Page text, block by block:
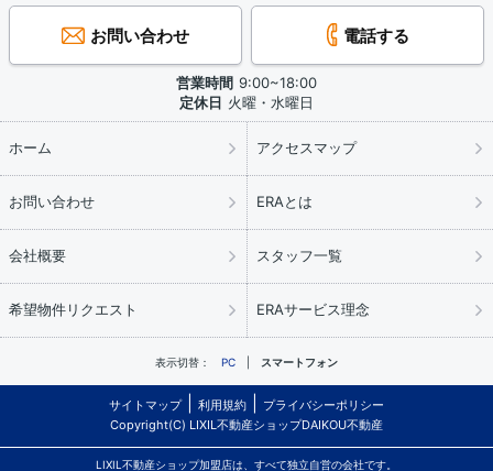
お問い合わせ 電話する
営業時間 9:00~18:00
定休日 火曜・水曜日
ホーム アクセスマップ
お問い合わせ ERAとは
会社概要 スタッフ一覧
希望物件リクエスト ERAサービス理念
表示切替： PC スマートフォン
サイトマップ 利用規約
プライバシーポリシー
Copyright(C) LIXIL不動産ショップDAIKOU不動産
LIXIL不動産ショップ加盟店は、すべて独立自営の会社です。